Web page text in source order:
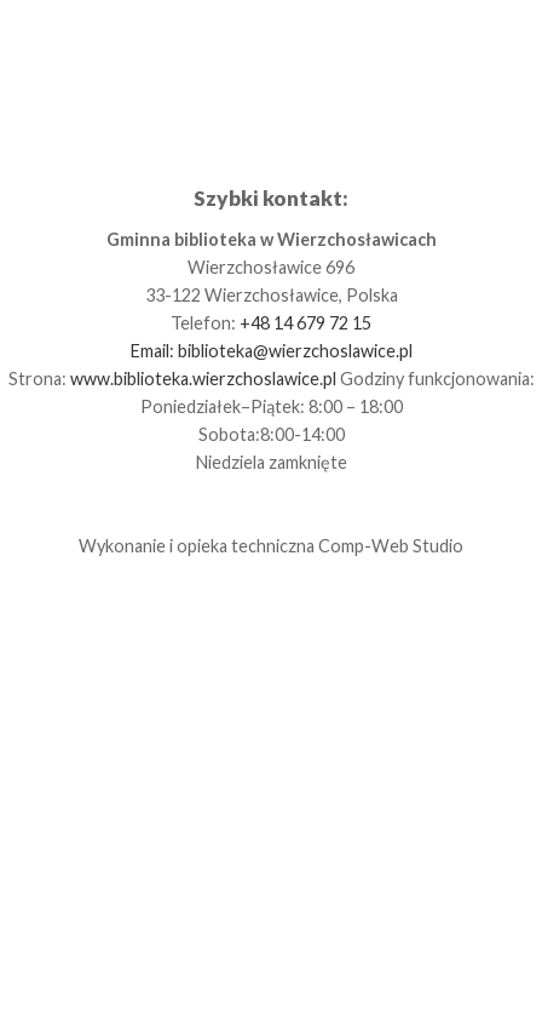
Szybki kontakt:
Gminna biblioteka w Wierzchosławicach
Wierzchosławice 696
33-122 Wierzchosławice, Polska
Telefon: +48 14 679 72 15
Email: biblioteka@wierzchoslawice.pl
Strona: www.biblioteka.wierzchoslawice.pl Godziny funkcjonowania:
Poniedziałek–Piątek: 8:00 – 18:00
Sobota:8:00-14:00
Niedziela zamknięte
Wykonanie i opieka techniczna Comp-Web Studio